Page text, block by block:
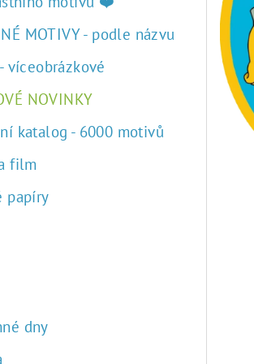
MOTIVY - podle názvu
víceobrázkové
NOVINKY
katalog - 6000 motivů
film
papíry
dny